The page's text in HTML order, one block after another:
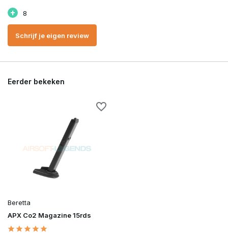
+ 8
Schrijf je eigen review
Eerder bekeken
Beretta
APX Co2 Magazine 15rds